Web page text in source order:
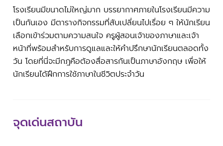
โรงเรียนมีขนาดไม่ใหญ่มาก บรรยากาศภายในโรงเรียนมีความ
เป็นกันเอง มีตารางกิจกรรมที่สับเปลี่ยนไปเรื่อย ๆ ให้นักเรียน
เลือกเข้าร่วมตามความสนใจ ครูผู้สอนเจ้าของภาษาและเจ้า
หน้าที่พร้อมสำหรับการดูแลและให้คำปรึกษานักเรียนตลอดทั้ง
วัน โดยที่นี่จะมีกฎคือต้องสื่อสารกันเป็นภาษาอังกฤษ เพื่อให้
นักเรียนได้ฝึกการใช้ภาษาในชีวิตประจำวัน
จุดเด่นสถาบัน